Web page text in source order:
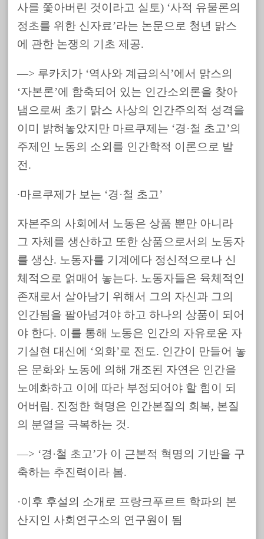
사를 쫓아버린 것이라고 실토) ‘사적 유물론의
정초를 위한 신자료’라는 논문으로 청년 맑스
에 관한 논쟁의 기초 제공.
—> 루카치가 ‘역사와 계급의식’에서 맑스의
‘자본론’에 함축되어 있는 인간소외론을 찾아
냄으로써 초기 맑스 사상의 인간주의적 성격을
이미 밝혀놓았지만 마르쿠제는 ‘경·철 초고’의
주제인 노동의 소외를 인간학적 이론으로 발
전.
∙마르쿠제가 보는 ‘경·철 초고’
자본주의 사회에서 노동은 상품 뿐만 아니라
그 자체를 생산하고 또한 상품으로서의 노동자
를 생산. 노동자를 기계에다 정신적으로나 신
체적으로 얽매어 놓는다. 노동자들은 육체적인
존재로서 살아남기 위해서 그의 자신과 그의
인간됨을 팔아넘겨야 하고 하나의 상품이 되어
야 한다. 이를 통해 노동은 인간의 자유로운 자
기실현 대신에 ‘외화’로 전도. 인간이 만들어 놓
은 문화와 노동에 의해 개조된 자연은 인간을
노예화하고 이에 따라 부정되어야 할 힘이 되
어버림. 진정한 혁명은 인간본질의 회복, 본질
의 분열을 극복하는 것.
—> ‘경·철 초고’가 이 근본적 혁명의 기반을 구
축하는 추진력이라 봄.
·이후 후설의 소개로 프랑크푸르트 학파의 본
산지인 사회연구소의 연구원이 됨